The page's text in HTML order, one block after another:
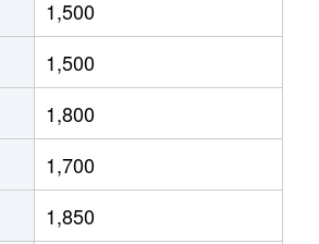
1,900万円
1,800万円
2,700万円
2,300万円
3,800万円
1,500
1,500
1,800
1,700
1,850